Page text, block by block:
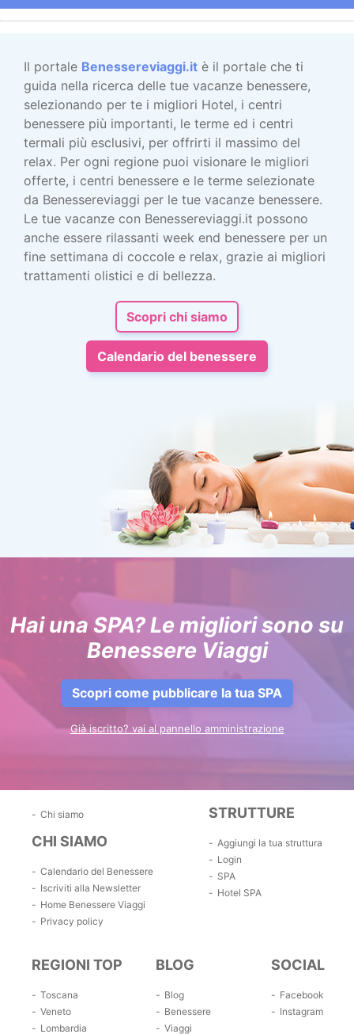
Il portale Benessereviaggi.it è il portale che ti
guida nella ricerca delle tue vacanze benessere,
selezionando per te i migliori Hotel, i centri
benessere più importanti, le terme ed i centri
termali più esclusivi, per offrirti il massimo del
relax. Per ogni regione puoi visionare le migliori
offerte, i centri benessere e le terme selezionate
da Benessereviaggi per le tue vacanze benessere.
Le tue vacanze con Benessereviaggi.it possono
anche essere rilassanti week end benessere per un
fine settimana di coccole e relax, grazie ai migliori
trattamenti olistici e di bellezza.
Scopri chi siamo
Calendario del benessere
Hai una SPA? Le migliori sono su
Benessere Viaggi
Scopri come pubblicare la tua SPA
Già iscritto? vai al pannello amministrazione
Chi siamo
CHI SIAMO
Calendario del Benessere
Iscriviti alla Newsletter
Home Benessere Viaggi
Privacy policy
STRUTTURE
Aggiungi la tua struttura
Login
SPA
Hotel SPA
REGIONI TOP
Toscana
Veneto
Lombardia
BLOG
Blog
Benessere
Viaggi
SOCIAL
Facebook
Instagram